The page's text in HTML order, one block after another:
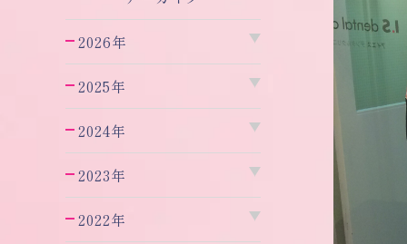
2026年
2025年
2024年
2023年
2022年